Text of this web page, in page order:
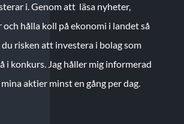
i. Genom att läsa nyheter,
hålla koll på ekonomi i landet så
risken att investera i bolag som
i konkurs. Jag håller mig informerad
aktier minst en gång per dag.